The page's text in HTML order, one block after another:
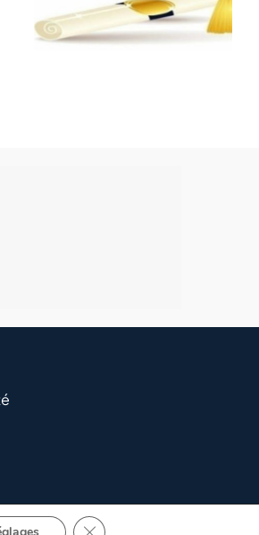
scolaires
Fermer la bannière des